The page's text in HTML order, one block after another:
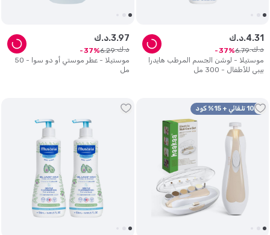
موستيلا - لوشن الجسم المرطب هايدرا
بيبي للأطفال - 300 مل
د.ك.4.31
د.ك. 6.79
37
موستيلا - عطر موستي أو دو سوا - 50
مل
د.ك.3.97
د.ك. 6.29
37
10% تلقائي + 15% كود